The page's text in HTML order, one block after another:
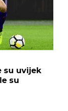
su uvijek
su